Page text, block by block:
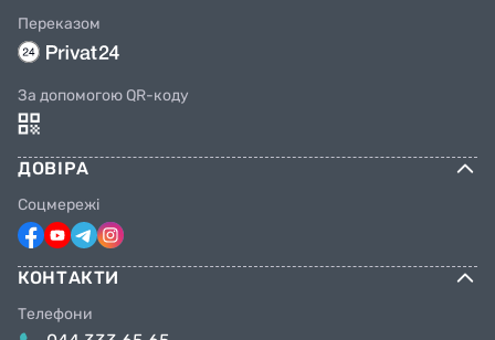
Внимание:
могут быть изменены без предварительного
информация была изучена и обработана
обязательств, если продукт будет изменен
Переказом
За допомогою QR-коду
ДОВІРА
Соцмережі
КОНТАКТИ
Телефони